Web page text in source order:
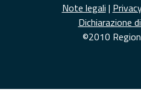
Note legali |
Dichiarazione
©2010